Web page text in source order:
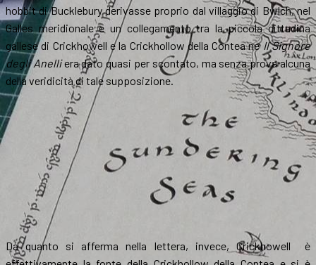
hobbit di Bucklebury derivasse proprio dal villaggio di Bwlch, nel
Galles meridionale e un collegamento tra la piccola cittadina
gallese di Crickhowell e la Crickhollow della Contea neIl Signore
degli Anelliera dato quasi per scontato, ma senza prova alcuna
della veridicità di tale supposizione.
Da quanto si afferma nella lettera, invece, Crickhowell è